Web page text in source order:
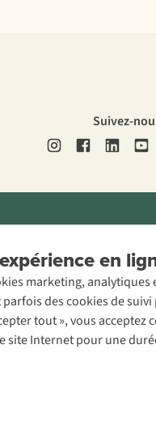
en
marketing,
des cookies de
tout », vous
Internet pour une
Suivez-